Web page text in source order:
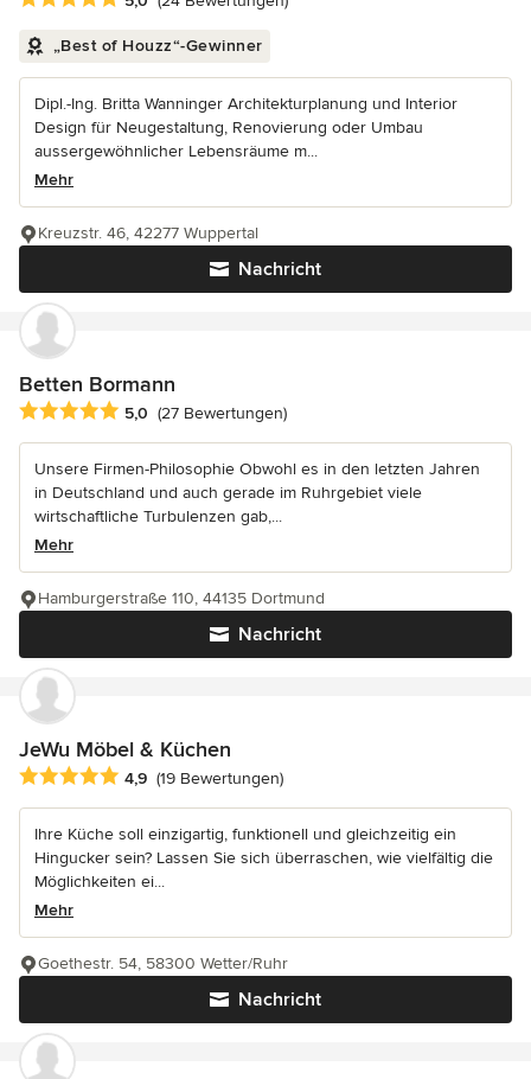
„Best of Houzz“-Gewinner
Dipl.-Ing. Britta Wanninger Architekturplanung und Interior
Design für Neugestaltung, Renovierung oder Umbau
aussergewöhnlicher Lebensräume m...
Mehr
Nachricht
Kreuzstr. 46, 42277 Wuppertal
Betten Bormann
Durchschnittliche Bewertung: 5 von 5 Sternen
5,0 (27 Bewertungen)
Unsere Firmen-Philosophie Obwohl es in den letzten Jahren
in Deutschland und auch gerade im Ruhrgebiet viele
wirtschaftliche Turbulenzen gab,...
Mehr
Nachricht
Hamburgerstraße 110, 44135 Dortmund
JeWu Möbel & Küchen
Durchschnittliche Bewertung: 4.9 von 5 Sternen
4,9 (19 Bewertungen)
Ihre Küche soll einzigartig, funktionell und gleichzeitig ein
Hingucker sein? Lassen Sie sich überraschen, wie vielfältig die
Möglichkeiten ei...
Mehr
Nachricht
Goethestr. 54, 58300 Wetter/Ruhr